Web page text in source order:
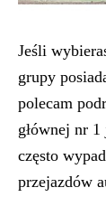
Jeśli
grupy
polecam
głównej nr
często
przejazdów